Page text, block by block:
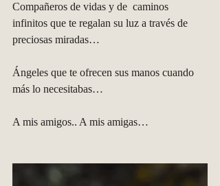
Compañeros de vidas y de  caminos
infinitos que te regalan su luz a través de
preciosas miradas…
Ángeles que te ofrecen sus manos cuando
más lo necesitabas…
A mis amigos.. A mis amigas…